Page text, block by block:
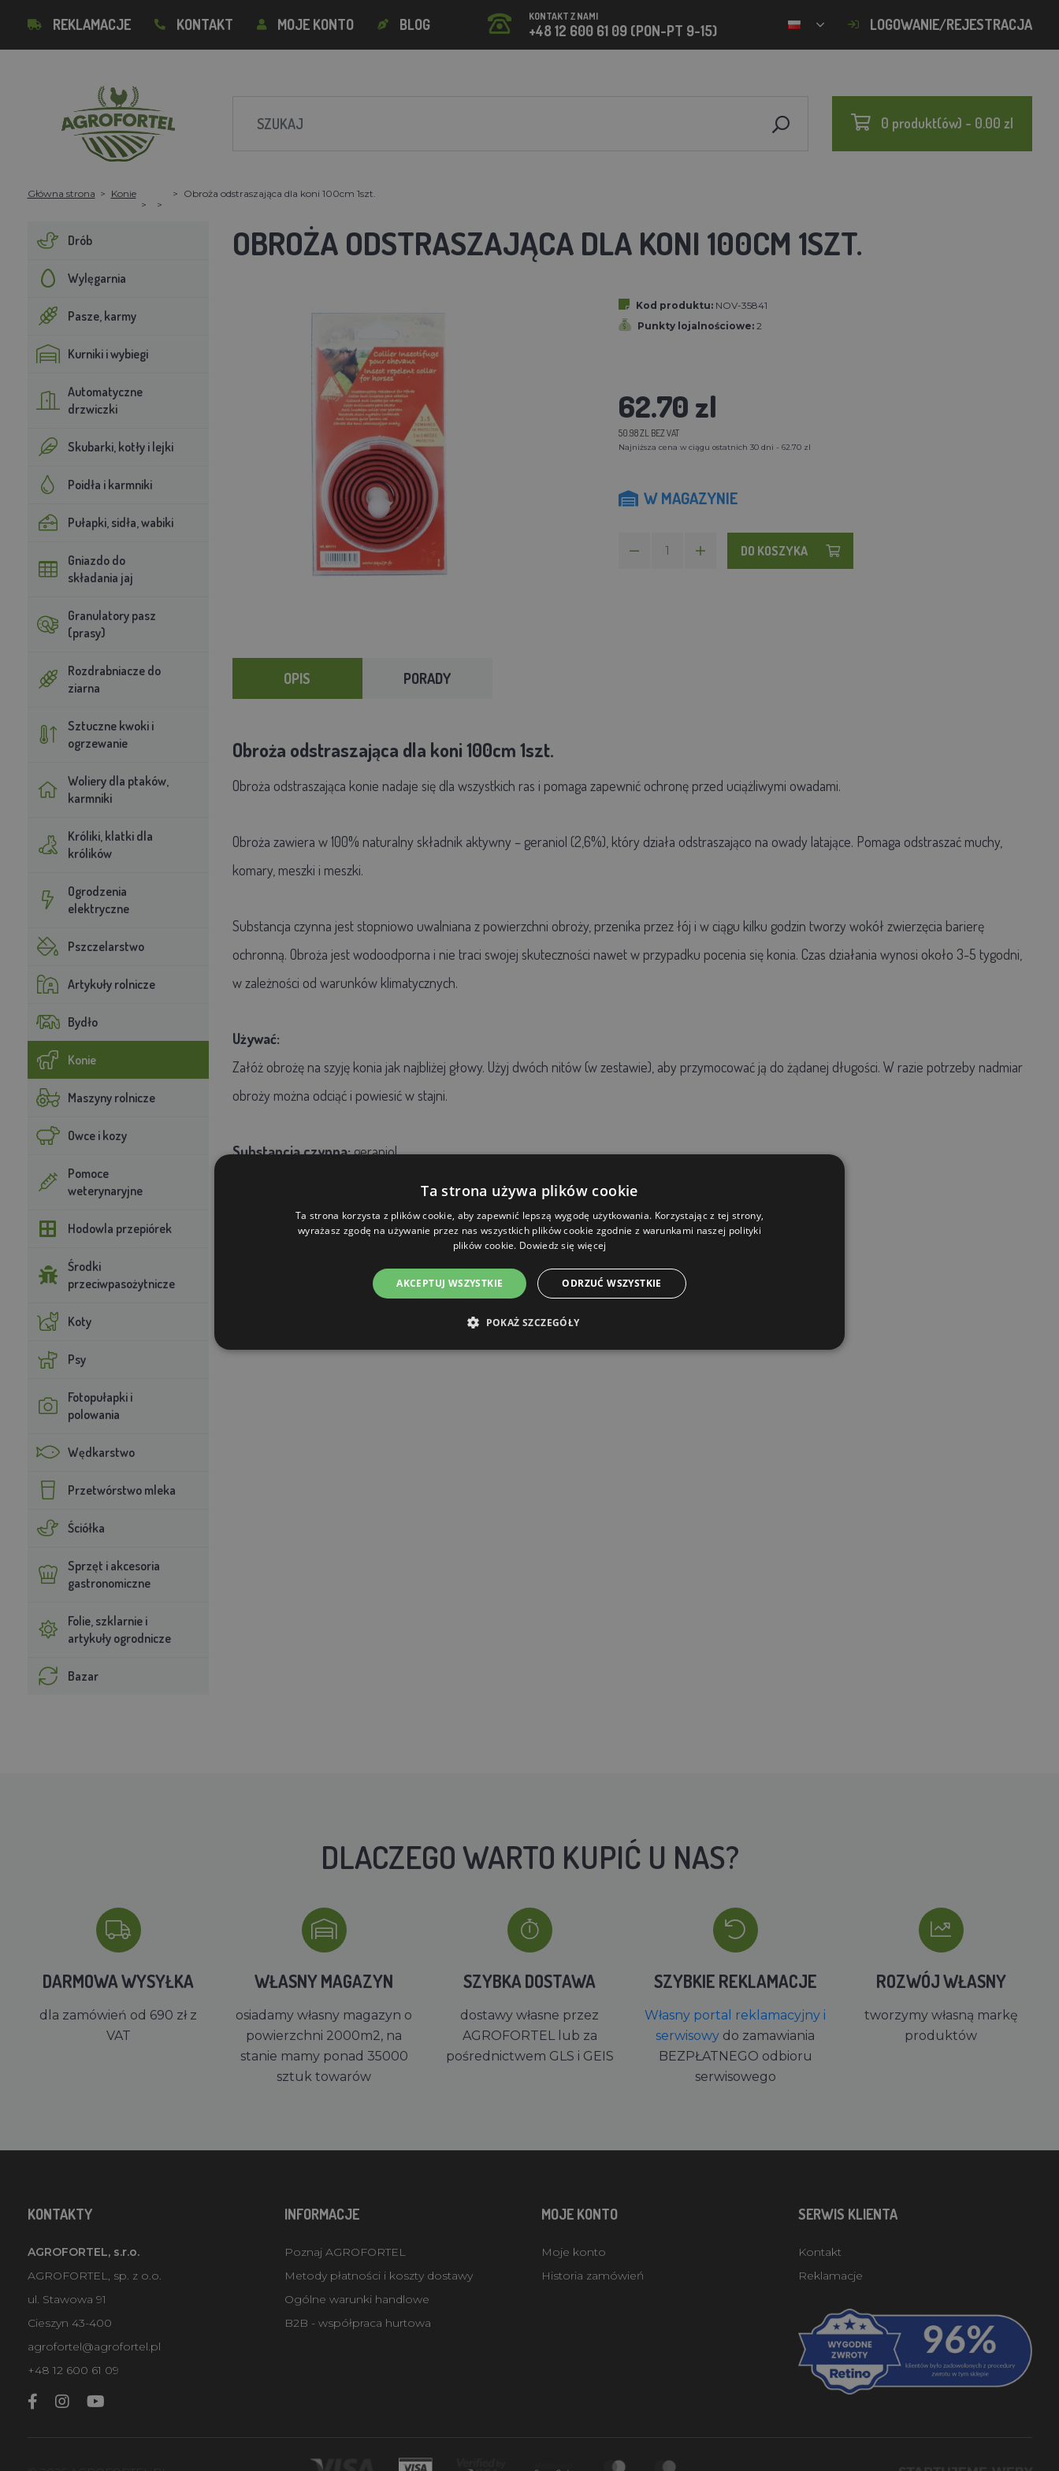
REKLAMACJE KONTAKT MOJE KONTO BLOG KONTAKT Z NAMI
+48 12 600 61 09 (PON-PT 9-15) LOGOWANIE/REJESTRACJA
0 produkt(ów) - 0.00 zl
Główna strona Konie Obroża odstraszająca dla koni 100cm 1szt.
Drób
Wylęgarnia
Pasze, karmy
Kurniki i wybiegi
Automatyczne
drzwiczki
Skubarki, kotły i lejki
Poidła i karmniki
Pułapki, sidła, wabiki
Gniazdo do
składania jaj
Granulatory pasz
(prasy)
Rozdrabniacze do
ziarna
Sztuczne kwoki i
ogrzewanie
Woliery dla ptaków,
karmniki
Króliki, klatki dla
królików
Ogrodzenia
elektryczne
Pszczelarstwo
Artykuły rolnicze
Bydło
Konie
Maszyny rolnicze
Owce i kozy
Pomoce
weterynaryjne
Hodowla przepiórek
Środki
przeciwpasożytnicze
Koty
Psy
Fotopułapki i
polowania
Wędkarstwo
Przetwórstwo mleka
Ściółka
Sprzęt i akcesoria
gastronomiczne
Folie, szklarnie i
artykuły ogrodnicze
Bazar
OBROŻA ODSTRASZAJĄCA DLA KONI 100CM 1SZT.
Kod produktu: NOV-35841
Punkty lojalnościowe: 2
62.70 zl
50.98 ZL BEZ VAT
Najniższa cena w ciągu ostatnich 30 dni - 62.70 zl
W MAGAZYNIE
DO KOSZYKA
OPIS PORADY
Obroża odstraszająca dla koni 100cm 1szt.
Obroża odstraszająca konie nadaje się dla wszystkich ras i pomaga zapewnić ochronę przed uciążliwymi owadami.
Obroża zawiera w 100% naturalny składnik aktywny – geraniol (2,6%), który działa odstraszająco na owady latające. Pomaga odstraszać muchy,
komary, meszki i meszki.
Substancja czynna jest stopniowo uwalniana z powierzchni obroży, przenika przez łój i w ciągu kilku godzin tworzy wokół zwierzęcia barierę
ochronną. Obroża jest wodoodporna i nie traci swojej skuteczności nawet w przypadku pocenia się konia. Czas działania wynosi około 3-5 tygodni,
w zależności od warunków klimatycznych.
Używać:
Załóż obrożę na szyję konia jak najbliżej głowy. Użyj dwóch nitów (w zestawie), aby przymocować ją do żądanej długości. W razie potrzeby nadmiar
obroży można odciąć i powiesić w stajni.
Substancja czynna:geraniol
DLACZEGO WARTO KUPIĆ U NAS?
DARMOWA WYSYŁKA
dla zamówień od 690 zł z
VAT
WŁASNY MAGAZYN
osiadamy własny magazyn o
powierzchni 2000m2, na
stanie mamy ponad 35000
sztuk towarów
SZYBKA DOSTAWA
dostawy własne przez
AGROFORTEL lub za
pośrednictwem GLS i GEIS
SZYBKIE REKLAMACJE
Własny portal reklamacyjny i
serwisowy do zamawiania
BEZPŁATNEGO odbioru
serwisowego
ROZWÓJ WŁASNY
tworzymy własną markę
produktów
KONTAKTY
AGROFORTEL, s.r.o.
AGROFORTEL, sp. z o.o.
ul. Stawowa 91
Cieszyn 43-400
agrofortel@agrofortel.pl
+48 12 600 61 09
INFORMACJE
Poznaj AGROFORTEL
Metody płatności i koszty dostawy
Ogólne warunki handlowe
B2B - współpraca hurtowa
MOJE KONTO
Moje konto
Historia zamówień
SERWIS KLIENTA
Kontakt
Reklamacje
Ta strona używa plików cookie
Ta strona korzysta z plików cookie, aby zapewnić lepszą wygodę użytkowania. Korzystając z tej strony,
wyrażasz zgodę na używanie przez nas wszystkich plików cookie zgodnie z warunkami naszej polityki
plików cookie. Dowiedz się więcej
AKCEPTUJ WSZYSTKIE ODRZUĆ WSZYSTKIE
POKAŻ SZCZEGÓŁY